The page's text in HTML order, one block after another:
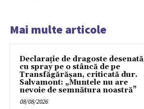
Mai multe articole
Declarație de dragoste desenată
cu spray pe o stâncă de pe
Transfăgărășan, criticată dur.
Salvamont: „Muntele nu are
nevoie de semnătura noastră”
08/08/2026